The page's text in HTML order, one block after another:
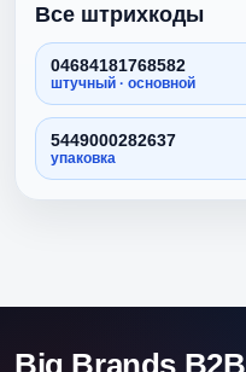
Все штрихкоды
04684181768582
штучный · основной
5449000282637
упаковка
Big Brands B2B